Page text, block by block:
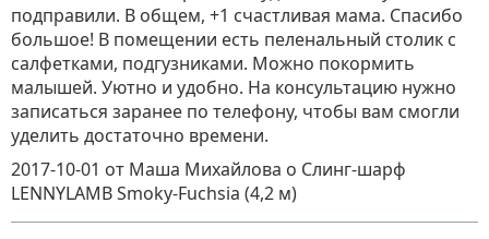
подправили. В общем, +1 счастливая мама. Спасибо
большое! В помещении есть пеленальный столик с
салфетками, подгузниками. Можно покормить
малышей. Уютно и удобно. На консультацию нужно
записаться заранее по телефону, чтобы вам смогли
уделить достаточно времени.
2017-10-01 от Маша Михайлова о Слинг-шарф
LENNYLAMB Smoky-Fuchsia (4,2 м)